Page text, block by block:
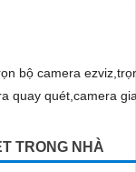
TRONG NHÀ